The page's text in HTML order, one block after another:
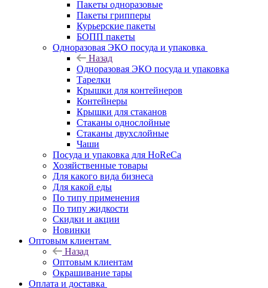
Пакеты одноразовые
Пакеты грипперы
Курьерские пакеты
БОПП пакеты
Одноразовая ЭКО посуда и упаковка
Назад
Одноразовая ЭКО посуда и упаковка
Тарелки
Крышки для контейнеров
Контейнеры
Крышки для стаканов
Стаканы однослойные
Стаканы двухслойные
Чаши
Посуда и упаковка для HoReCa
Хозяйственные товары
Для какого вида бизнеса
Для какой еды
По типу применения
По типу жидкости
Скидки и акции
Новинки
Оптовым клиентам
Назад
Оптовым клиентам
Окрашивание тары
Оплата и доставка